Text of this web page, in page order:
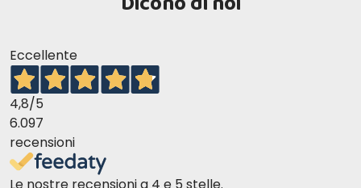
8,70%; Calcio 1,50%; Fosforo 1,30%; Omega‐6 2,00%;
1200mg/kg; Condroitina 900mg/kg.
Valore energetico
EM Kcal/Kg 3750 - Mj/Kg 15,69
Eccellente
4,8/5
6.097
recensioni